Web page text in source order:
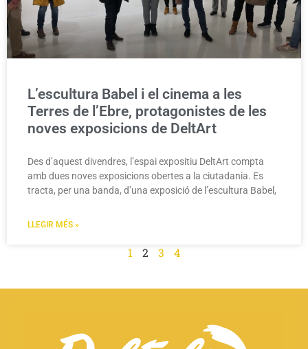
L’escultura Babel i el cinema a les
Terres de l’Ebre, protagonistes de les
noves exposicions de DeltArt
Des d’aquest divendres, l’espai expositiu DeltArt compta
amb dues noves exposicions obertes a la ciutadania. Es
tracta, per una banda, d’una exposició de l’escultura Babel,
LLEGIR MÉS »
1 2 3 4